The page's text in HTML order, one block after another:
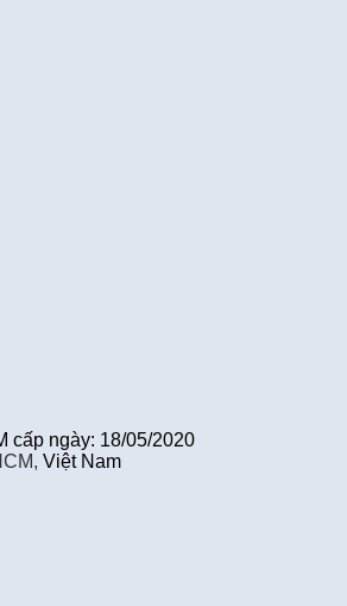
cấp ngày: 18/05/2020
Việt Nam